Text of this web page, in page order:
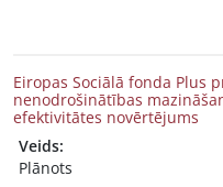
Eiropas Sociālā fonda Plus
nenodrošinātības
efektivitātes novērtējums
Veids:
Plānots